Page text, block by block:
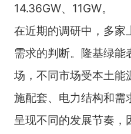
14.36GW、11GW。
在近期的调研中，多家
需求的判断。隆基绿能
场，不同市场受本土能
施配套、电力结构和需
呈现不同的发展节奏，